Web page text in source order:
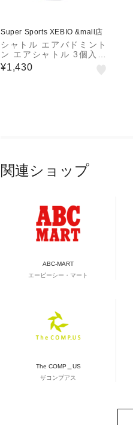
Super Sports XEBIO &mall店
シャトル エアバドミント
ン エアシャトル 3個入り
AS-02
¥1,430
関連ショップ
ABC-MART
エービーシー・マート
The COMP＿US
ザコンプアス